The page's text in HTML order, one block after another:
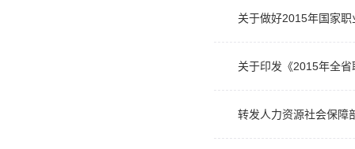
关于做好2015年国家
关于印发《2015年全
转发人力资源社会保障